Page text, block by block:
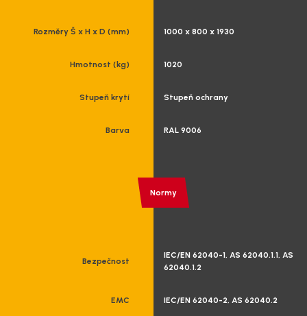
Rozměry Š x H x D (mm) 1000 x 800 x 1930
Hmotnost (kg) 1020
Stupeň krytí Stupeň ochrany
Barva RAL 9006
Normy
Bezpečnost
IEC/EN 62040-1, AS 62040.1.1, AS
62040.1.2
EMC IEC/EN 62040-2, AS 62040.2